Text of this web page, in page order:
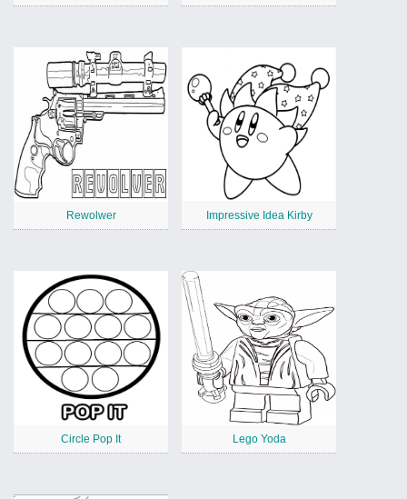
Rewolwer Impressive Idea Kirby
Circle Pop It Lego Yoda